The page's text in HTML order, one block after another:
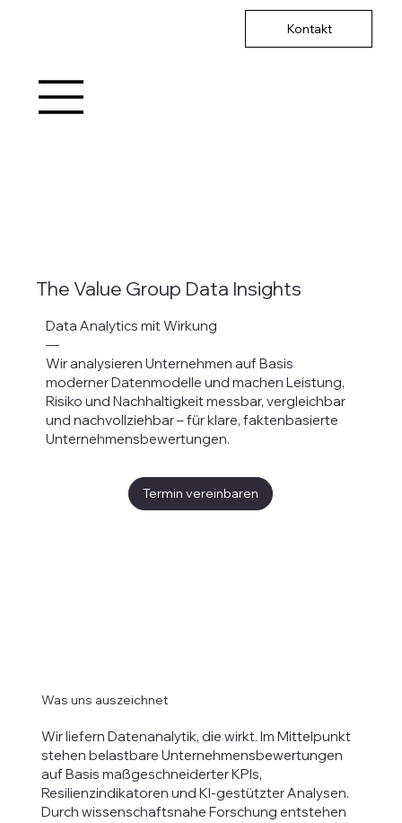
Kontakt
The Value Group Data Insights
Data Analytics mit Wirkung
—
Wir analysieren Unternehmen auf Basis
moderner Datenmodelle und machen Leistung,
Risiko und Nachhaltigkeit messbar, vergleichbar
und nachvollziehbar – für klare, faktenbasierte
Unternehmensbewertungen.
Termin vereinbaren
Was uns auszeichnet
Wir liefern Datenanalytik, die wirkt. Im Mittelpunkt
stehen belastbare Unternehmensbewertungen
auf Basis maßgeschneiderter KPIs,
Resilienzindikatoren und KI-gestützter Analysen.
Durch wissenschaftsnahe Forschung entstehen